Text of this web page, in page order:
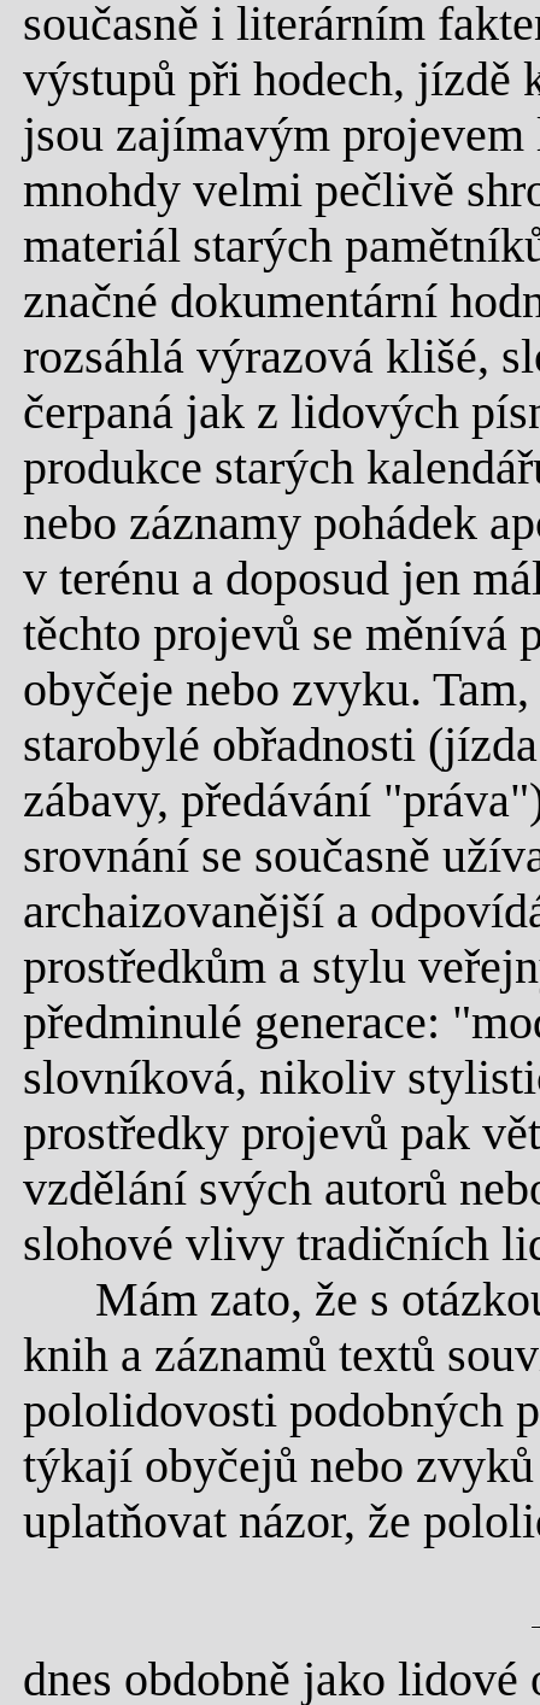
současně i literárním
výstupů při hodech, jízdě
jsou zajímavým
mnohdy velmi pečlivě
materiál starých
značné dokumentární
rozsáhlá výrazová klišé,
čerpaná jak z lidových
produkce starých
nebo záznamy pohádek
v terénu a doposud jen
těchto projevů se měnívá
obyčeje nebo zvyku.
starobylé obřadnosti
zábavy, předávání
srovnání se současně
archaizovanější a
prostředkům a stylu
předminulé generace:
slovníková, nikoliv
prostředky projevů pak
vzdělání svých autorů
slohové vlivy tradičních
Mám zato, že s
knih a záznamů textů
pololidovosti podobných
týkají obyčejů nebo
uplatňovat názor, že
dnes obdobně jako